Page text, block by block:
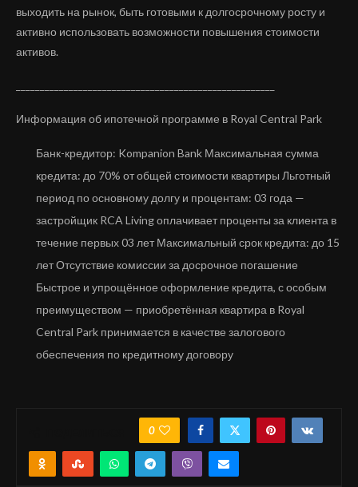
выходить на рынок, быть готовыми к долгосрочному росту и
активно использовать возможности повышения стоимости
активов.
Информация об ипотечной программе в Royal Central Park
Банк-кредитор: Kompanion Bank Максимальная сумма
кредита: до 70% от общей стоимости квартиры Льготный
период по основному долгу и процентам: 03 года —
застройщик RCA Living оплачивает проценты за клиента в
течение первых 03 лет Максимальный срок кредита: до 15
лет Отсутствие комиссии за досрочное погашение
Быстрое и упрощённое оформление кредита, с особым
преимуществом — приобретённая квартира в Royal
Central Park принимается в качестве залогового
обеспечения по кредитному договору
0